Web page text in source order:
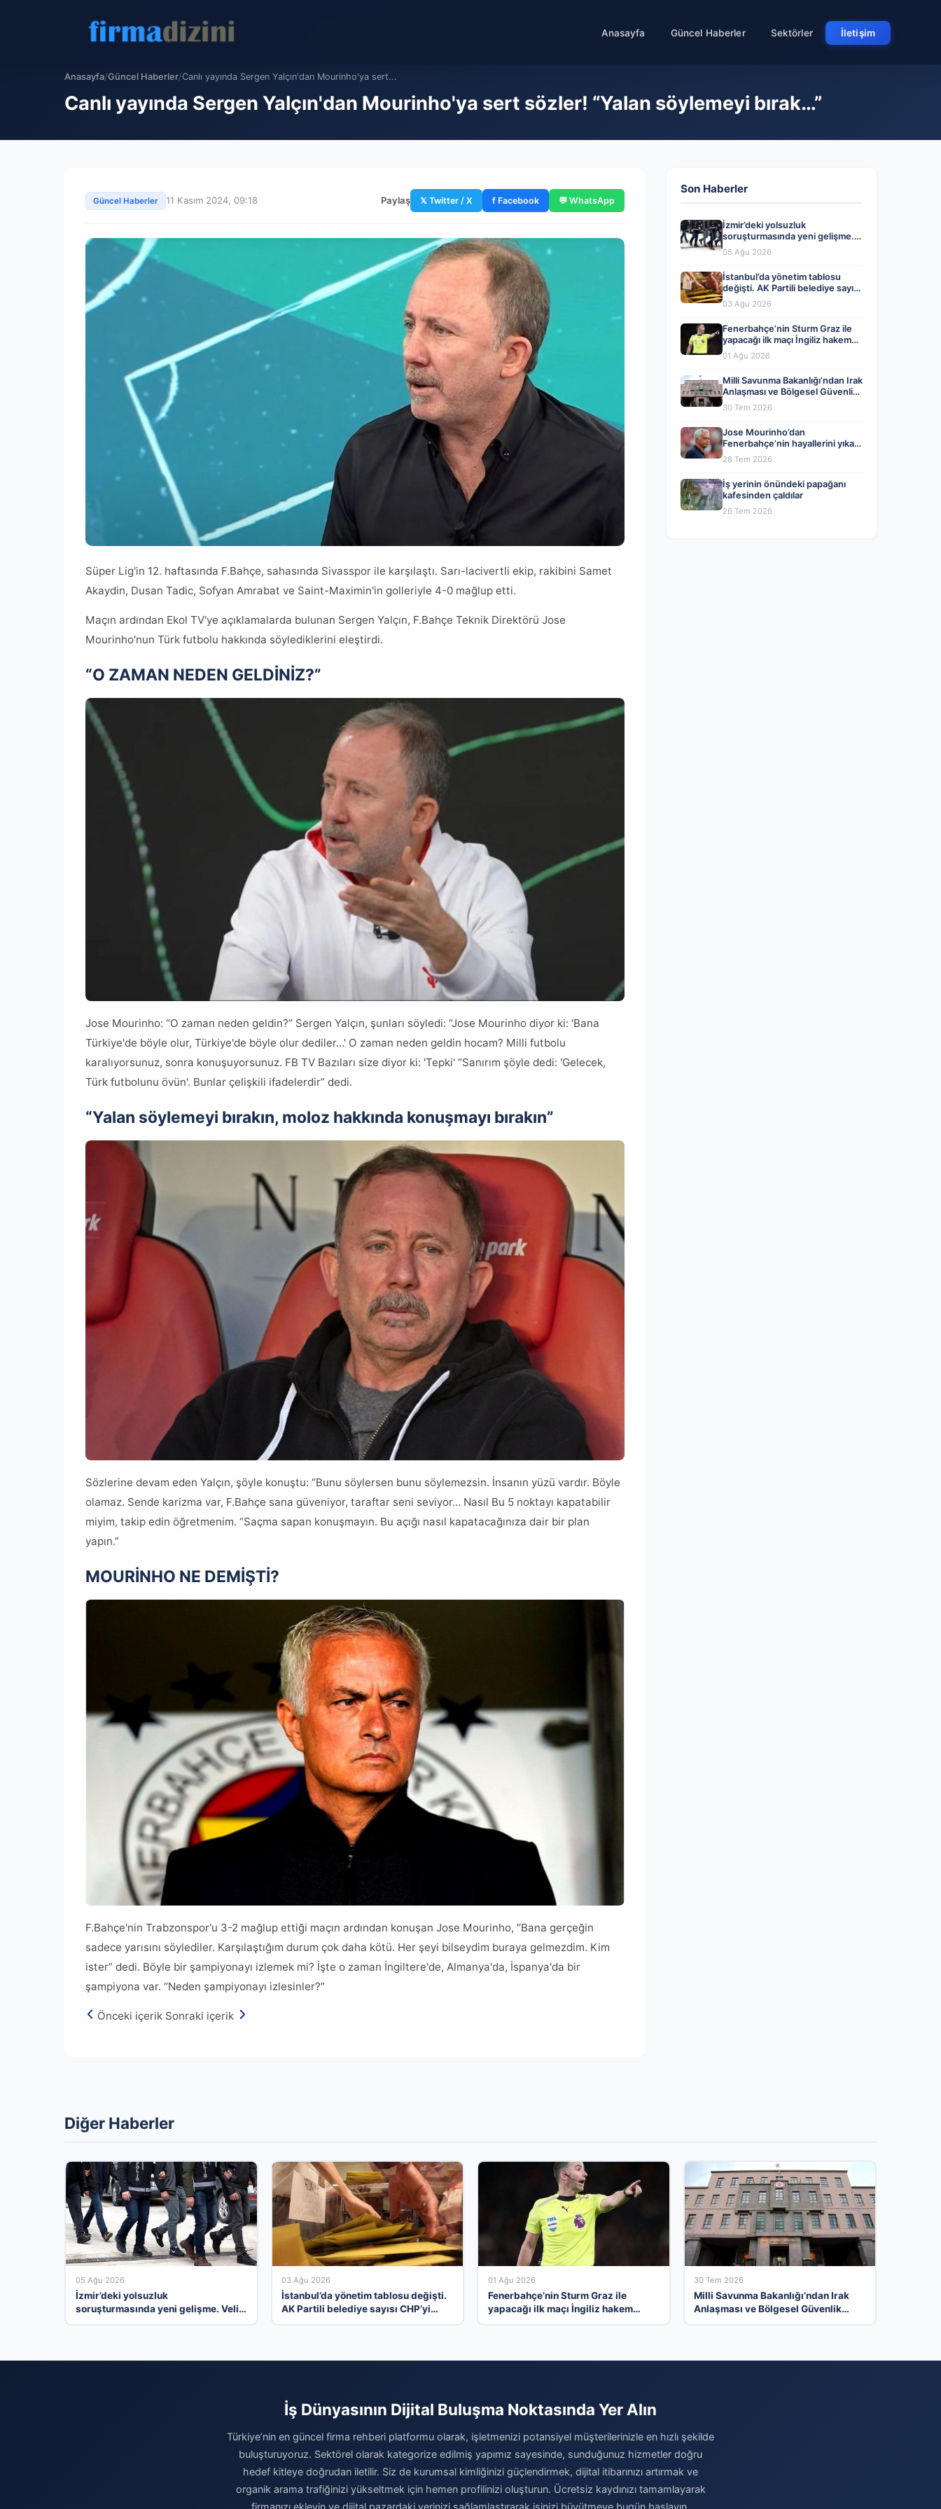
Anasayfa Güncel Haberler Sektörler İletişim
Anasayfa/Güncel Haberler/Canlı yayında Sergen Yalçın'dan Mourinho'ya sert...
Canlı yayında Sergen Yalçın'dan Mourinho'ya sert sözler! “Yalan söylemeyi bırak…”
Güncel Haberler 11 Kasım 2024, 09:18 Paylaş 𝕏 Twitter / X f Facebook 💬 WhatsApp
Süper Lig'in 12. haftasında F.Bahçe, sahasında Sivasspor ile karşılaştı. Sarı-lacivertli ekip, rakibini Samet
Akaydin, Dusan Tadic, Sofyan Amrabat ve Saint-Maximin'in golleriyle 4-0 mağlup etti.
Maçın ardından Ekol TV'ye açıklamalarda bulunan Sergen Yalçın, F.Bahçe Teknik Direktörü Jose
Mourinho'nun Türk futbolu hakkında söylediklerini eleştirdi.
“O ZAMAN NEDEN GELDİNİZ?”
Jose Mourinho: “O zaman neden geldin?” Sergen Yalçın, şunları söyledi: “Jose Mourinho diyor ki: 'Bana
Türkiye'de böyle olur, Türkiye'de böyle olur dediler…' O zaman neden geldin hocam? Milli futbolu
karalıyorsunuz, sonra konuşuyorsunuz. FB TV Bazıları size diyor ki: 'Tepki' “Sanırım şöyle dedi: 'Gelecek,
Türk futbolunu övün'. Bunlar çelişkili ifadelerdir” dedi.
“Yalan söylemeyi bırakın, moloz hakkında konuşmayı bırakın”
Sözlerine devam eden Yalçın, şöyle konuştu: “Bunu söylersen bunu söylemezsin. İnsanın yüzü vardır. Böyle
olamaz. Sende karizma var, F.Bahçe sana güveniyor, taraftar seni seviyor… Nasıl Bu 5 noktayı kapatabilir
miyim, takip edin öğretmenim. “Saçma sapan konuşmayın. Bu açığı nasıl kapatacağınıza dair bir plan
yapın.”
MOURİNHO NE DEMİŞTİ?
F.Bahçe'nin Trabzonspor'u 3-2 mağlup ettiği maçın ardından konuşan Jose Mourinho, “Bana gerçeğin
sadece yarısını söylediler. Karşılaştığım durum çok daha kötü. Her şeyi bilseydim buraya gelmezdim. Kim
ister” dedi. Böyle bir şampiyonayı izlemek mi? İşte o zaman İngiltere'de, Almanya'da, İspanya'da bir
şampiyona var. “Neden şampiyonayı izlesinler?”
Önceki içerik Sonraki içerik
Son Haberler
İzmir’deki yolsuzluk
soruşturmasında yeni gelişme.
Veli Ağbaba’nın ağabeyi dahil iki
kişi gözaltında
05 Ağu 2026
İstanbul’da yönetim tablosu
değişti. AK Partili belediye sayısı
CHP’yi geçti
03 Ağu 2026
Fenerbahçe’nin Sturm Graz ile
yapacağı ilk maçı İngiliz hakem
Chris Kavanagh yönetecek
01 Ağu 2026
Milli Savunma Bakanlığı’ndan Irak
Anlaşması ve Bölgesel Güvenlik
Değerlendirmesi
30 Tem 2026
Jose Mourinho’dan
Fenerbahçe’nin hayallerini yıkan
haber geldi!
28 Tem 2026
İş yerinin önündeki papağanı
kafesinden çaldılar
26 Tem 2026
Diğer Haberler
05 Ağu 2026
İzmir’deki yolsuzluk
soruşturmasında yeni gelişme. Veli
03 Ağu 2026
İstanbul’da yönetim tablosu değişti.
AK Partili belediye sayısı CHP’yi
01 Ağu 2026
Fenerbahçe’nin Sturm Graz ile
yapacağı ilk maçı İngiliz hakem
30 Tem 2026
Milli Savunma Bakanlığı’ndan Irak
Anlaşması ve Bölgesel Güvenlik
İş Dünyasının Dijital Buluşma Noktasında Yer Alın
Türkiye’nin en güncel firma rehberi platformu olarak, işletmenizi potansiyel müşterilerinizle en hızlı şekilde
buluşturuyoruz. Sektörel olarak kategorize edilmiş yapımız sayesinde, sunduğunuz hizmetler doğru
hedef kitleye doğrudan iletilir. Siz de kurumsal kimliğinizi güçlendirmek, dijital itibarınızı artırmak ve
organik arama trafiğinizi yükseltmek için hemen profilinizi oluşturun. Ücretsiz kaydınızı tamamlayarak
firmanızı ekleyin ve dijital pazardaki yerinizi sağlamlaştırarak işinizi büyütmeye bugün başlayın.